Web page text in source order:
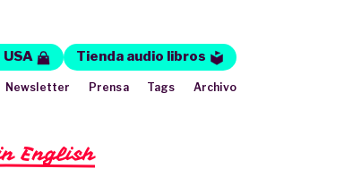
English
Tienda audio libros
Newsletter Prensa Tags Archivo